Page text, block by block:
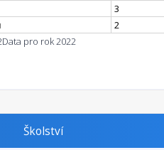
3
2
Data pro rok 2022
Školství